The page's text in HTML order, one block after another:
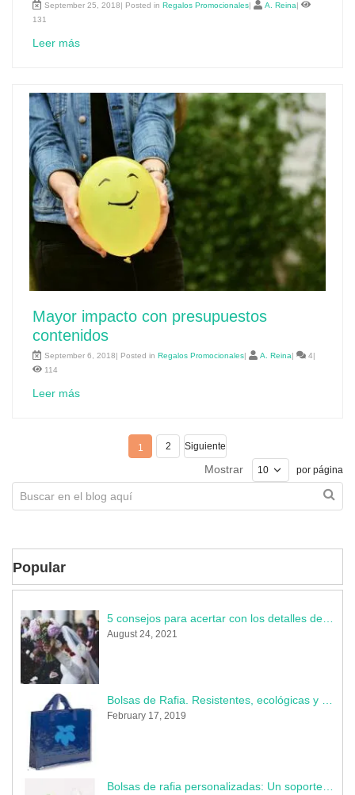
September 25, 2018| Posted in Regalos Promocionales| A. Reina|
131
Leer más
Mayor impacto con presupuestos
contenidos
September 6, 2018| Posted in Regalos Promocionales| A. Reina|
4|
114
Leer más
1 2 Siguiente
Mostrar por página
Popular
August 24, 2021
February 17, 2019